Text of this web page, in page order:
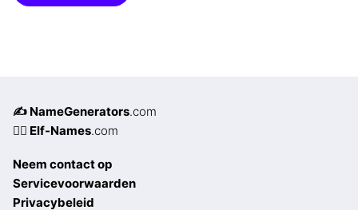
✍️ NameGenerators.com
🧝‍♀️ Elf-Names.com
Neem contact op
Servicevoorwaarden
Privacybeleid